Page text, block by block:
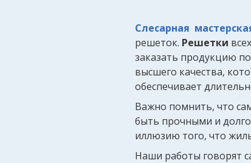
Слесарная
решеток. Решетки
заказать продукцию
высшего качества,
обеспечивает
Важно помнить, что
быть прочными и
иллюзию того, что
Наши работы говорят